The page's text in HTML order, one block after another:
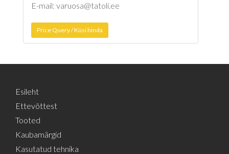
E-mail: varuosa@tatoli.ee
Price Query / Küsi hinda
Esileht
Ettevõttest
Tooted
Kaubamärgid
Kasutatud tehnika